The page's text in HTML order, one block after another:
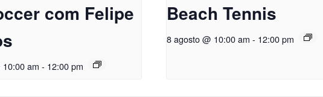
com Felipe
am - 12:00 pm
Beach Tennis
8 agosto @ 10:00 am - 12:00 pm